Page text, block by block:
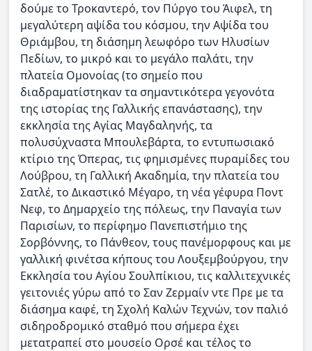
δούμε το Τροκαντερό, τον Πύργο του Άιφελ, τη
μεγαλύτερη αψίδα του κόσμου, την Αψίδα του
Θριάμβου, τη διάσημη λεωφόρο των Ηλυσίων
Πεδίων, το μικρό και το μεγάλο παλάτι, την
πλατεία Ομονοίας (το σημείο που
διαδραματίστηκαν τα σημαντικότερα γεγονότα
της ιστορίας της Γαλλικής επανάστασης), την
εκκλησία της Αγίας Μαγδαληνής, τα
πολυσύχναστα Μπουλεβάρτα, το εντυπωσιακό
κτίριο της Όπερας, τις φημισμένες πυραμίδες του
Λούβρου, τη Γαλλική Ακαδημία, την πλατεία του
Σατλέ, το Δικαστικό Μέγαρο, τη νέα γέφυρα Ποντ
Νεφ, το Δημαρχείο της πόλεως, την Παναγία των
Παρισίων, το περίφημο Πανεπιστήμιο της
Σορβόννης, το Πάνθεον, τους πανέμορφους και με
γαλλική φινέτσα κήπους του Λουξεμβούργου, την
Εκκλησία του Αγίου Σουλπίκιου, τις καλλιτεχνικές
γειτονιές γύρω από το Σαν Ζερμαίν ντε Πρε με τα
διάσημα καφέ, τη Σχολή Καλών Τεχνών, τον παλιό
σιδηροδρομικό σταθμό που σήμερα έχει
μετατραπεί στο μουσείο Ορσέ και τέλος το